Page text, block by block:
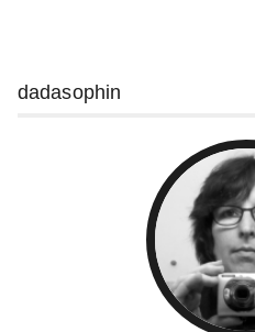
Weitere
dadasophin